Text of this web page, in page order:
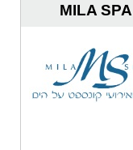
MILA SPA